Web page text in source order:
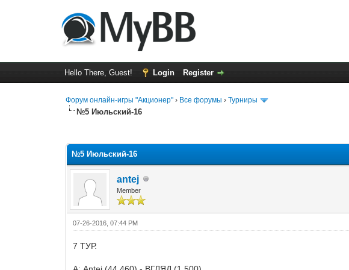
Hello There, Guest! Login Register
Форум онлайн-игры "Акционер" › Все форумы ›Турниры
№5 Июльский-16
№5 Июльский-16
antej
Member
07-26-2016, 07:44 PM
7 ТУР.